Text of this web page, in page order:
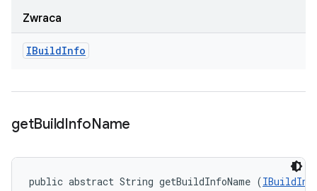
Zwraca
IBuildInfo
getBuildInfoName
public abstract String getBuildInfoName (